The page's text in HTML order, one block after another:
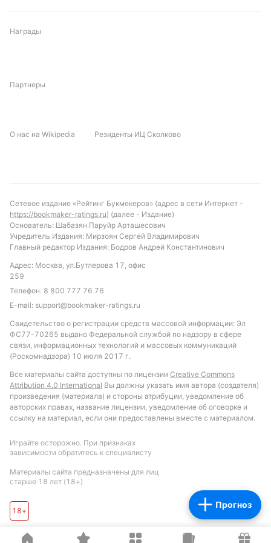
Прогноз
Награды
Партнеры
О нас на Wikipedia Резиденты ИЦ Сколково
Сетевое издание «Рейтинг Букмекеров» (адрес в сети Интернет -
https://bookmaker-ratings.ru) (далее - Издание)
Основатель: Шабазян Паруйр Арташесович
Учредитель Издания: Мирзоян Сергей Владимирович
Главный редактор Издания: Бодров Андрей Константинович
Адрес: Москва, ул.Бутлерова 17, офис
259
Телефон: 8 800 777 76 76
E-mail: support@bookmaker-ratings.ru
Свидетельство о регистрации средств массовой информации: Эл
ФС77-70265 выдано Федеральной службой по надзору в сфере
связи, информационных технологий и массовых коммуникаций
(Роскомнадзора) 10 июля 2017 г.
Все материалы сайта доступны по лицензии Creative Commons
Attribution 4.0 International Вы должны указать имя автора (создателя)
произведения (материала) и стороны атрибуции, уведомление об
авторских правах, название лицензии, уведомление об оговорке и
ссылку на материал, если они предоставлены вместе с материалом.
Играйте осторожно. При признаках
зависимости обратитесь к специалисту
Материалы сайта предназначены для лиц
старше 18 лет (18+)
18+